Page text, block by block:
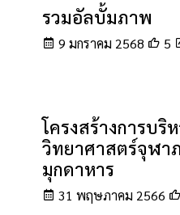
รวมอัลบั้มภาพ
9 มกราคม 2568 5
โครงสร้างการบริ
วิทยาศาสตร์จุฬา
มุกดาหาร
31 พฤษภาคม 2566